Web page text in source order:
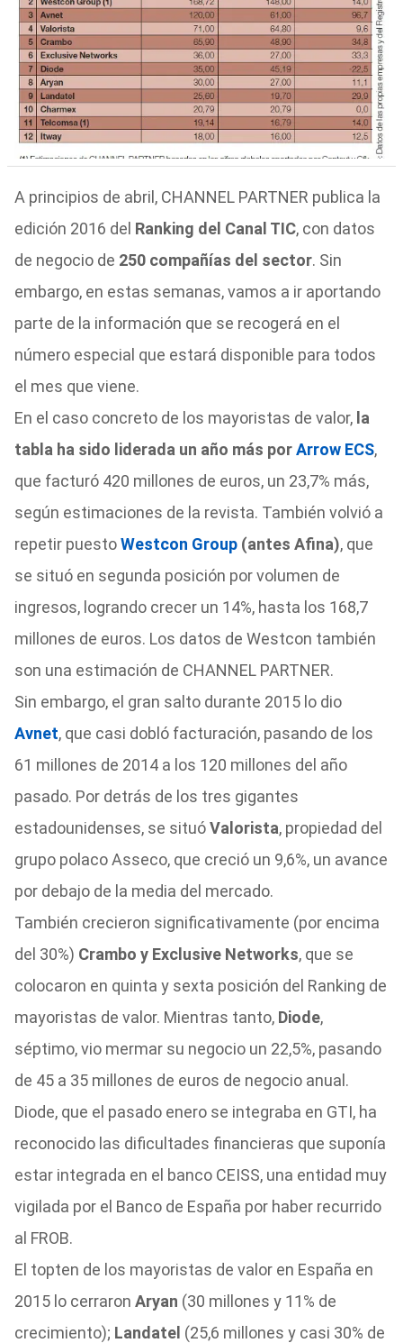
A principios de abril, CHANNEL PARTNER publica la
edición 2016 del Ranking del Canal TIC, con datos
de negocio de 250 compañías del sector. Sin
embargo, en estas semanas, vamos a ir aportando
parte de la información que se recogerá en el
número especial que estará disponible para todos
el mes que viene.
En el caso concreto de los mayoristas de valor, la
tabla ha sido liderada un año más porArrow ECS,
que facturó 420 millones de euros, un 23,7% más,
según estimaciones de la revista. También volvió a
repetir puestoWestcon Group(antes Afina), que
se situó en segunda posición por volumen de
ingresos, logrando crecer un 14%, hasta los 168,7
millones de euros. Los datos de Westcon también
son una estimación de CHANNEL PARTNER.
Sin embargo, el gran salto durante 2015 lo dio
Avnet, que casi dobló facturación, pasando de los
61 millones de 2014 a los 120 millones del año
pasado. Por detrás de los tres gigantes
estadounidenses, se situóValorista, propiedad del
grupo polaco Asseco, que creció un 9,6%, un avance
por debajo de la media del mercado.
También crecieron significativamente (por encima
del 30%) Crambo y Exclusive Networks, que se
colocaron en quinta y sexta posición del Ranking de
mayoristas de valor. Mientras tanto, Diode,
séptimo, vio mermar su negocio un 22,5%, pasando
de 45 a 35 millones de euros de negocio anual.
Diode, que el pasado enero se integraba en GTI, ha
reconocido las dificultades financieras que suponía
estar integrada en el banco CEISS, una entidad muy
vigilada por el Banco de España por haber recurrido
al FROB.
El topten de los mayoristas de valor en España en
2015 lo cerraron Aryan (30 millones y 11% de
crecimiento); Landatel (25,6 millones y casi 30% de